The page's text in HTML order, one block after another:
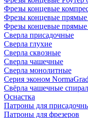
Фрезы концевые
Фрезы концевые прямые
Фрезы концевые прямые
Сверла присадочные
Сверла глухие
Сверла сквозные
Сверла чашечные
Сверла монолитные
Серия эконом
Свёрла чашечные
Оснастка
Патроны для
Патроны для фрезеров